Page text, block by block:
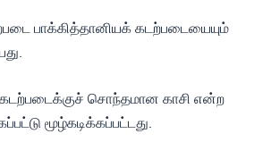
பாக்கித்தானியக் கடற்படையையும்
சொந்தமான காசி என்ற
மூழ்கடிக்கப்பட்டது.